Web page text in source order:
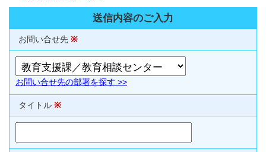
送信内容のご入力
お問い合せ先 ※
お問い合せ先の部署を探す >>
タイトル ※